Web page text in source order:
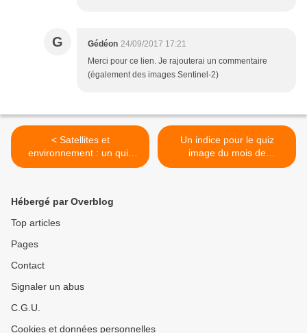
G Gédéon 24/09/2017 17:21
Merci pour ce lien. Je rajouterai un commentaire
(également des images Sentinel-2)
< Satellites et
environnement : un quiz
image pour la rentrée
Un indice pour le quiz
image du mois de
septembre >
Hébergé par Overblog
Top articles
Pages
Contact
Signaler un abus
C.G.U.
Cookies et données personnelles